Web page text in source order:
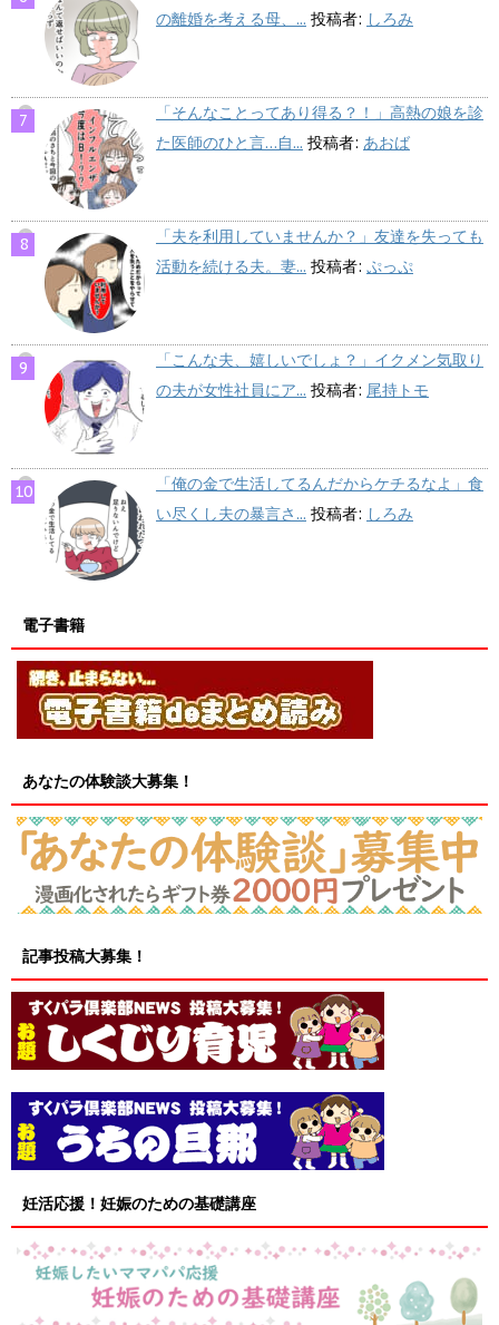
の離婚を考える母、... 投稿者: しろみ
「そんなことってあり得る？！」高熱の娘を診
た医師のひと言…自... 投稿者: あおば
「夫を利用していませんか？」友達を失っても
活動を続ける夫。妻... 投稿者: ぷっぷ
「こんな夫、嬉しいでしょ？」イクメン気取り
の夫が女性社員にア... 投稿者: 尾持トモ
「俺の金で生活してるんだからケチるなよ」食
い尽くし夫の暴言さ... 投稿者: しろみ
電子書籍
あなたの体験談大募集！
記事投稿大募集！
妊活応援！妊娠のための基礎講座